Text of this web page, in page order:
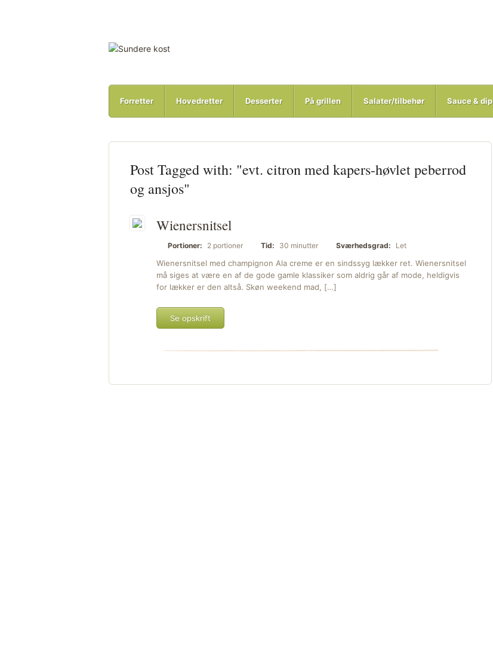
Forretter Hovedretter Desserter På grillen Salater/tilbehør Sauce & dip
Post Tagged with: "evt. citron med kapers-høvlet peberrod
og ansjos"
Wienersnitsel
Portioner: 2 portioner Tid: 30 minutter Sværhedsgrad: Let
Wienersnitsel med champignon Ala creme er en sindssyg lækker ret. Wienersnitsel
må siges at være en af de gode gamle klassiker som aldrig går af mode, heldigvis
for lækker er den altså. Skøn weekend mad, […]
Se opskrift